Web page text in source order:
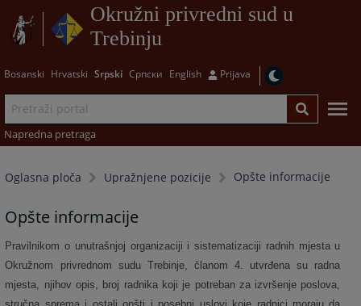
Okružni privredni sud u
Trebinju
Bosanski Hrvatski Srpski Српски English Prijava
Napredna pretraga
Oglasna ploča Upražnjene pozicije Opšte informacije
Opšte informacije
Pravilnikom o unutrašnjoj organizaciji i sistematizaciji radnih mjesta u
Okružnom privrednom sudu Trebinje, članom 4. utvrđena su radna
mjesta, njihov opis, broj radnika koji je potreban za izvršenje poslova,